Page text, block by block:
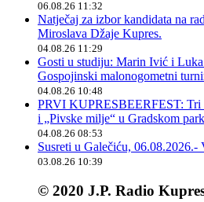
06.08.26 11:32
Natječaj za izbor kandidata na
Miroslava Džaje Kupres.
04.08.26 11:29
Gosti u studiju: Marin Ivić i
Gospojinski malonogometni
04.08.26 10:48
PRVI KUPRESBEERFEST: Tri
i „Pivske milje“ u Gradskom
04.08.26 08:53
Susreti u Galečiću, 06.08.2026.-
03.08.26 10:39
© 2020 J.P. Radio